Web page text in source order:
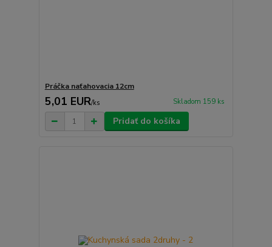
Práčka naťahovacia 12cm
5,01 EUR/ks Skladom 159 ks
Pridať do košíka